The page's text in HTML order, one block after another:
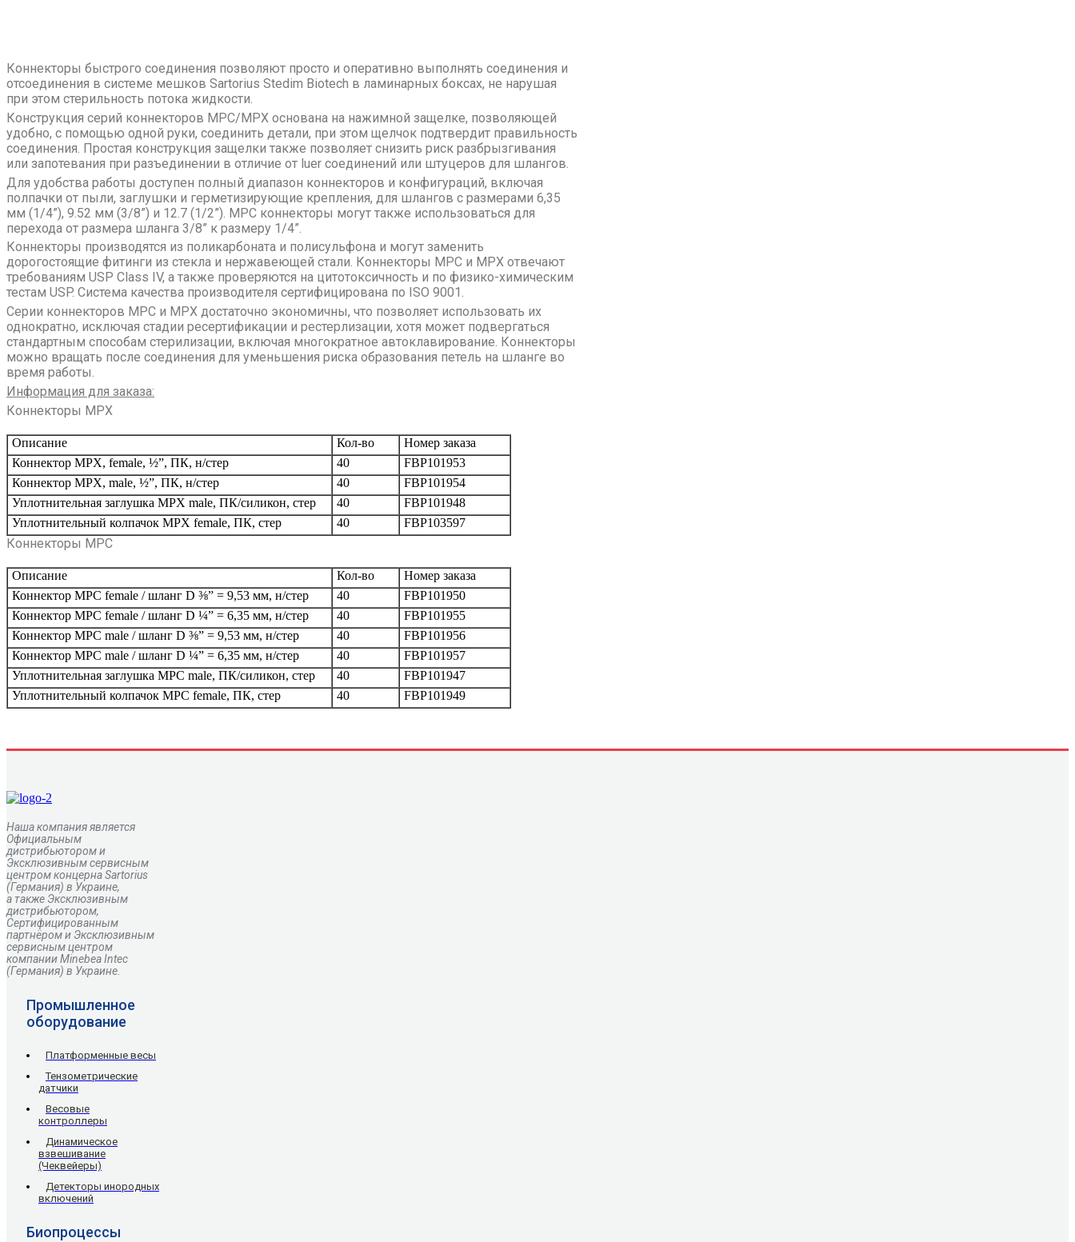
Коннекторы быстрого соединения позволяют просто и оперативно выполнять соединения и
отсоединения в системе мешков Sartorius Stedim Biotech в ламинарных боксах, не нарушая
при этом стерильность потока жидкости.
Конструкция серий коннекторов MPC/MPX основана на нажимной защелке, позволяющей
удобно, с помощью одной руки, соединить детали, при этом щелчок подтвердит правильность
соединения. Простая конструкция защелки также позволяет снизить риск разбрызгивания
или запотевания при разъединении в отличие от luer соединений или штуцеров для шлангов.
Для удобства работы доступен полный диапазон коннекторов и конфигураций, включая
полпачки от пыли, заглушки и герметизирующие крепления, для шлангов с размерами 6,35
мм (1/4”), 9.52 мм (3/8”) и 12.7 (1/2”). MPC коннекторы могут также использоваться для
перехода от размера шланга 3/8” к размеру 1/4”.
Коннекторы производятся из поликарбоната и полисульфона и могут заменить
дорогостоящие фитинги из стекла и нержавеющей стали. Коннекторы MPC и MPX отвечают
требованиям USP Class IV, а также проверяются на цитотоксичность и по физико-химическим
тестам USP. Система качества производителя сертифицирована по ISO 9001.
Серии коннекторов MPC и MPX достаточно экономичны, что позволяет использовать их
однократно, исключая стадии ресертификации и рестерлизации, хотя может подвергаться
стандартным способам стерилизации, включая многократное автоклавирование. Коннекторы
можно вращать после соединения для уменьшения риска образования петель на шланге во
время работы.
Информация для заказа:
Коннекторы MPX
Описание Кол-во
Номер заказа
Коннектор MPX, female, ½”, ПК, н/стер
40
FBP101953
Коннектор MPX, male, ½”, ПК, н/стер
40
FBP101954
Уплотнительная заглушка MPX male, ПК/силикон, стер
40
FBP101948
Уплотнительный колпачок MPX female, ПК, стер
40 FBP103597
Коннекторы MPC
Описание Кол-во
Номер заказа
Коннектор MPC female / шланг D ⅜” = 9,53 мм, н/стер
40
FBP101950
Коннектор MPC female / шланг D ¼” = 6,35 мм, н/стер
40
FBP101955
Коннектор MPC male / шланг D ⅜” = 9,53 мм, н/стер
40
FBP101956
Коннектор MPC male / шланг D ¼” = 6,35 мм, н/стер
40
FBP101957
Уплотнительная заглушка MPC male, ПК/силикон, стер
40
FBP101947
Уплотнительный колпачок MPC female, ПК, стер
40 FBP101949
Наша компания является
Официальным
дистрибьютором и
Эксклюзивным сервисным
центромконцернаSartorius
(Германия) в Украине,
а также Эксклюзивным
дистрибьютором,
Сертифицированным
партнёром и Эксклюзивным
сервисным центром
компании Minebea Intec
(Германия) в Украине.
Промышленное
оборудование
Платформенные весы
Тензометрические
датчики
Весовые
контроллеры
Динамическое
взвешивание
(Чеквейеры)
Детекторы инородных
включений
Биопроцессы